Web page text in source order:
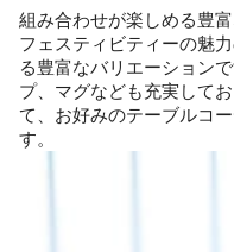
組み合わせが楽しめる豊
フェスティビティーの魅
る豊富なバリエーション
プ、マグなども充実して
て、お好みのテーブルコ
す。